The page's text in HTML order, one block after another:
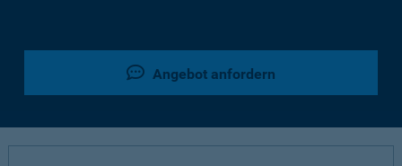
Angebot anfordern